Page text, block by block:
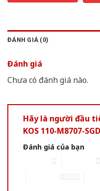
ĐÁNH GIÁ (0)
Đánh giá
Chưa có đánh giá nào.
Hãy là người đầu
KOS 110-M8707-
Đánh giá của bạn